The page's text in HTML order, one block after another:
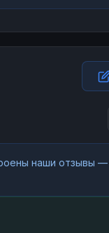
наши отзывы —